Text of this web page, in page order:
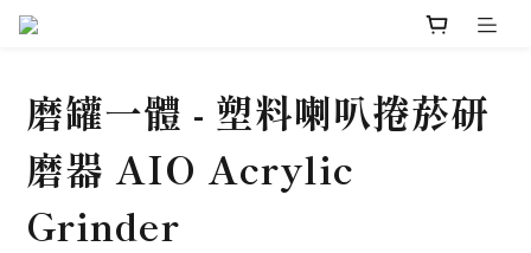
磨罐一體 - 塑料喇叭捲菸研
磨器 AIO Acrylic
Grinder